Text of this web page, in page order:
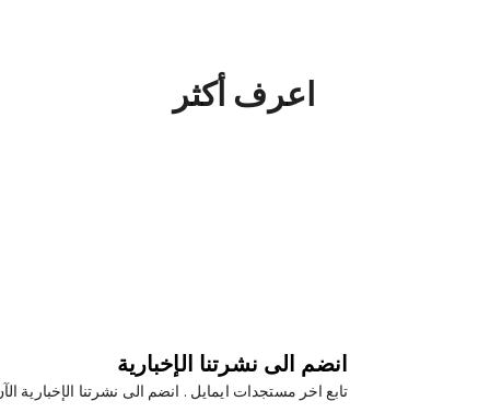
اعرف أكثر
انضم الى نشرتنا الإخبارية
تابع اخر مستجدات ايمايل . انضم الى نشرتنا الإخبارية